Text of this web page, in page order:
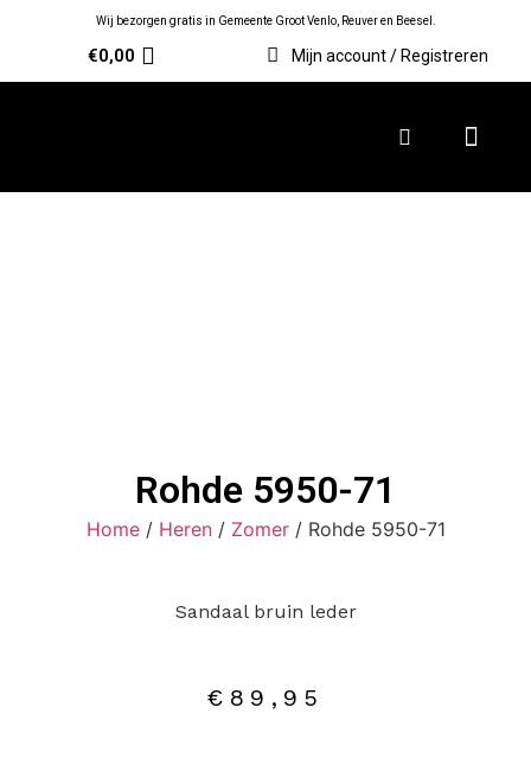
Wij bezorgen gratis in Gemeente Groot Venlo, Reuver en Beesel.
€0,00 Mijn account / Registreren
Rohde 5950-71
Home/ Heren/ Zomer/ Rohde 5950-71
Sandaal bruin leder
€ 89,95